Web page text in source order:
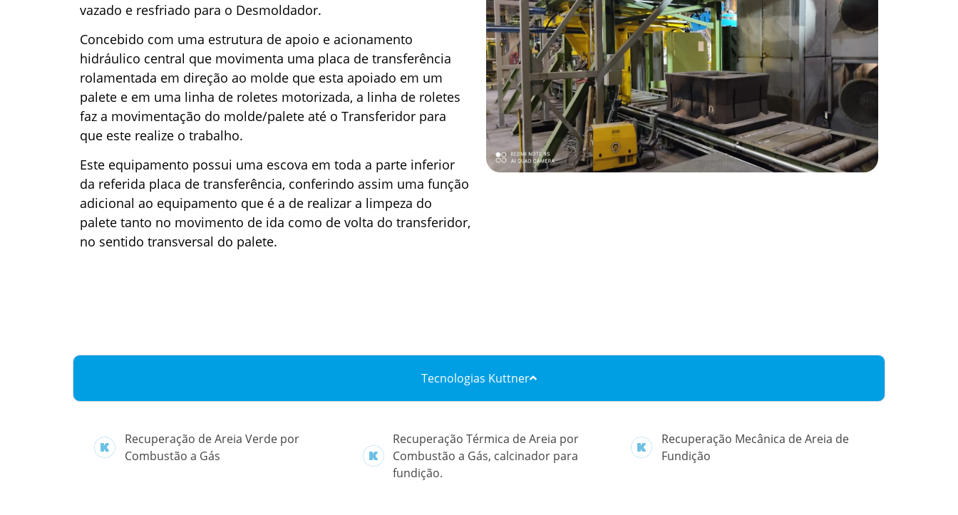
vazado e resfriado para o Desmoldador.
Concebido com uma estrutura de apoio e acionamento
hidráulico central que movimenta uma placa de transferência
rolamentada em direção ao molde que esta apoiado em um
palete e em uma linha de roletes motorizada, a linha de roletes
faz a movimentação do molde/palete até o Transferidor para
que este realize o trabalho.
Este equipamento possui uma escova em toda a parte inferior
da referida placa de transferência, conferindo assim uma função
adicional ao equipamento que é a de realizar a limpeza do
palete tanto no movimento de ida como de volta do transferidor,
no sentido transversal do palete.
Tecnologias Kuttner
Recuperação de Areia Verde por
Combustão a Gás
Recuperação Térmica de Areia por
Combustão a Gás, calcinador para
fundição.
Recuperação Mecânica de Areia de
Fundição